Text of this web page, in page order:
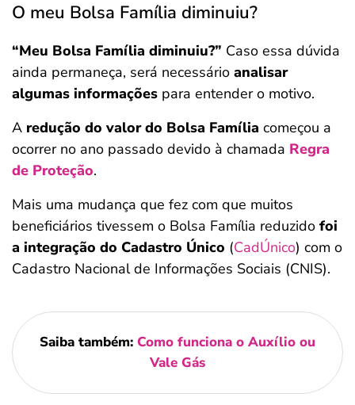
O meu Bolsa Família diminuiu?
“Meu Bolsa Família diminuiu?” Caso essa dúvida
ainda permaneça, será necessário analisar
algumas informações para entender o motivo.
A redução do valor do Bolsa Família começou a
ocorrer no ano passado devido à chamada Regra
de Proteção.
Mais uma mudança que fez com que muitos
beneficiários tivessem o Bolsa Família reduzido foi
a integração do Cadastro Único (CadÚnico) com o
Cadastro Nacional de Informações Sociais (CNIS).
Saiba também: Como funciona o Auxílio ou
Vale Gás